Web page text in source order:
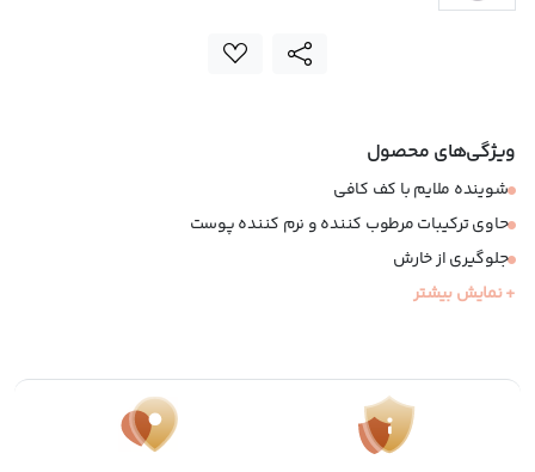
ویژگی‌های محصول
شوینده ملایم با کف کافی
حاوی ترکیبات مرطوب کننده و نرم کننده پوست
جلوگیری از خارش
مناسب انواع پوست
+ نمایش بیشتر